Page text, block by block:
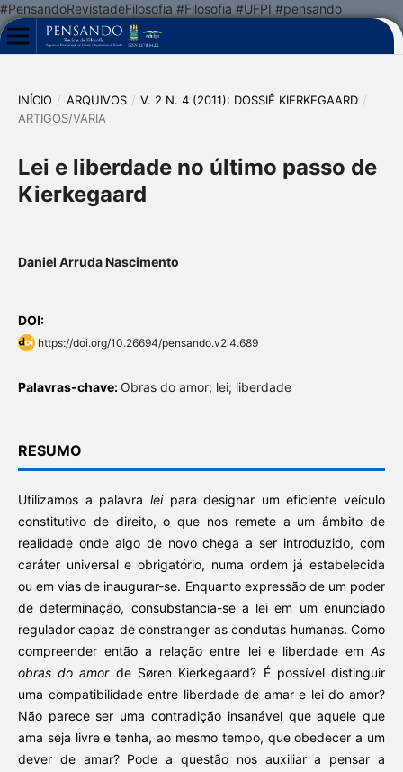
#PensandoRevistadeFilosofia #Filosofia #UFPI #pensando
INÍCIO / ARQUIVOS / V. 2 N. 4 (2011): DOSSIÊ KIERKEGAARD /
ARTIGOS/VARIA
Lei e liberdade no último passo de
Kierkegaard
Daniel Arruda Nascimento
DOI:
https://doi.org/10.26694/pensando.v2i4.689
Palavras-chave: Obras do amor; lei; liberdade
RESUMO
Utilizamos a palavra leipara designar um eficiente veículo
constitutivo de direito, o que nos remete a um âmbito de
realidade onde algo de novo chega a ser introduzido, com
caráter universal e obrigatório, numa ordem já estabelecida
ou em vias de inaugurar-se. Enquanto expressão de um poder
de determinação, consubstancia-se a lei em um enunciado
regulador capaz de constranger as condutas humanas. Como
compreender então a relação entre lei e liberdade emAs
obras do amorde Søren Kierkegaard? É possível distinguir
uma compatibilidade entre liberdade de amar e lei do amor?
Não parece ser uma contradição insanável que aquele que
ama seja livre e tenha, ao mesmo tempo, que obedecer a um
dever de amar? Pode a questão nos auxiliar a pensar a